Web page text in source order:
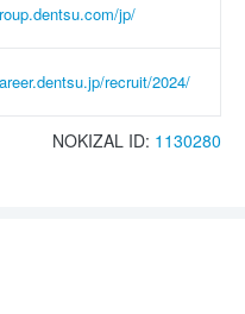
jp/
recruit/2024/
NOKIZAL ID: 1130280